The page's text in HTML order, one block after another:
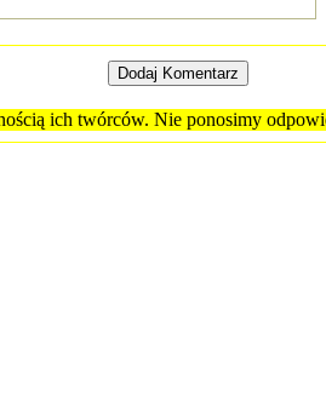
ich twórców. Nie ponosimy